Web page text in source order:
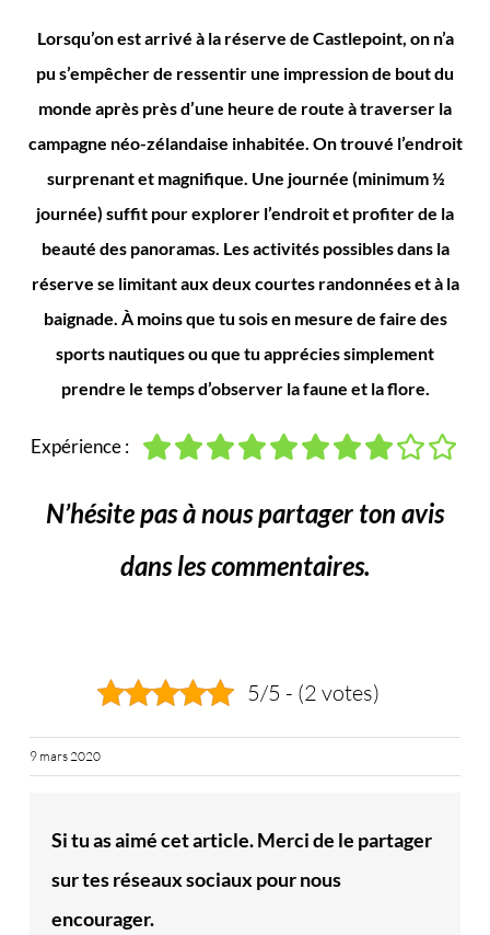
Lorsqu’on est arrivé à la réserve de Castlepoint, on n’a
pu s’empêcher de ressentir une impression de bout du
monde après près d’une heure de route à traverser la
campagne néo-zélandaise inhabitée. On trouvé l’endroit
surprenant et magnifique. Une journée (minimum ½
journée) suffit pour explorer l’endroit et profiter de la
beauté des panoramas. Les activités possibles dans la
réserve se limitant aux deux courtes randonnées et à la
baignade. À moins que tu sois en mesure de faire des
sports nautiques ou que tu apprécies simplement
prendre le temps d’observer la faune et la flore.
Expérience :
N’hésite pas à nous partager ton avis
dans les commentaires.
5/5 - (2 votes)
9 mars 2020
Si tu as aimé cet article. Merci de le partager
sur tes réseaux sociaux pour nous
encourager.